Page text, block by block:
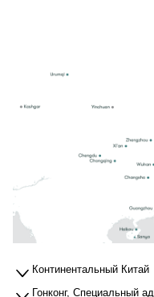
Континентальный Китай
Гонконг, Специальный